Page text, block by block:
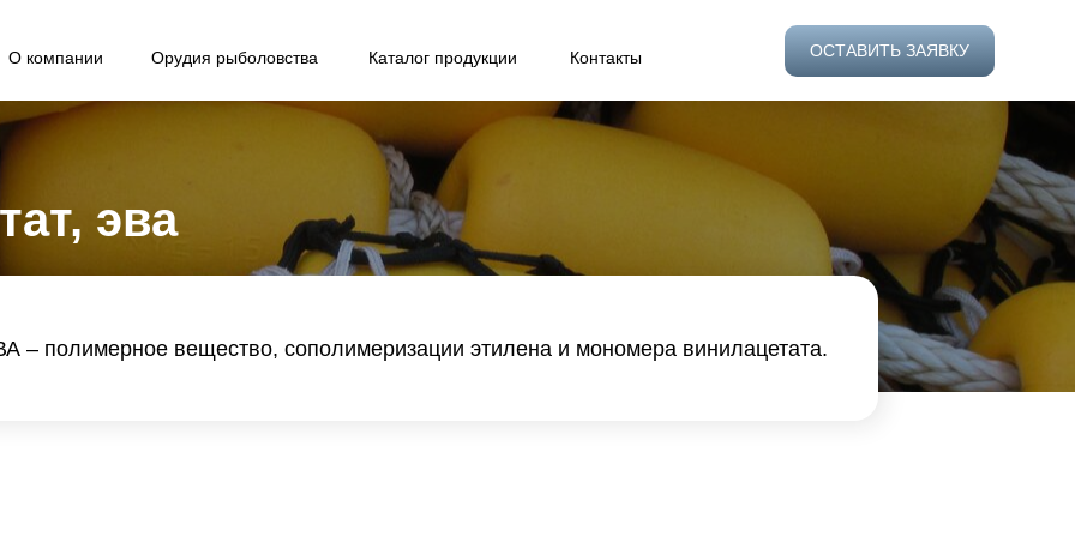
О компании Орудия рыболовства Каталог продукции Контакты ОСТАВИТЬ ЗАЯВКУ
– полимерное вещество, сополимеризации этилена и мономера винилацетата.
эва